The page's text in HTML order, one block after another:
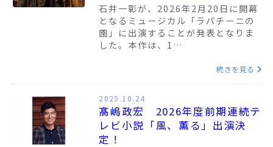
石井一彰が、2026年2月20日に開幕
となるミュージカル「ラパチーニの
園」に出演することが発表となりま
した。本作は、1…
続きを見る
2025.10.24
髙嶋政宏 2026年度前期連続テ
レビ小説「風、薫る」出演決
定！